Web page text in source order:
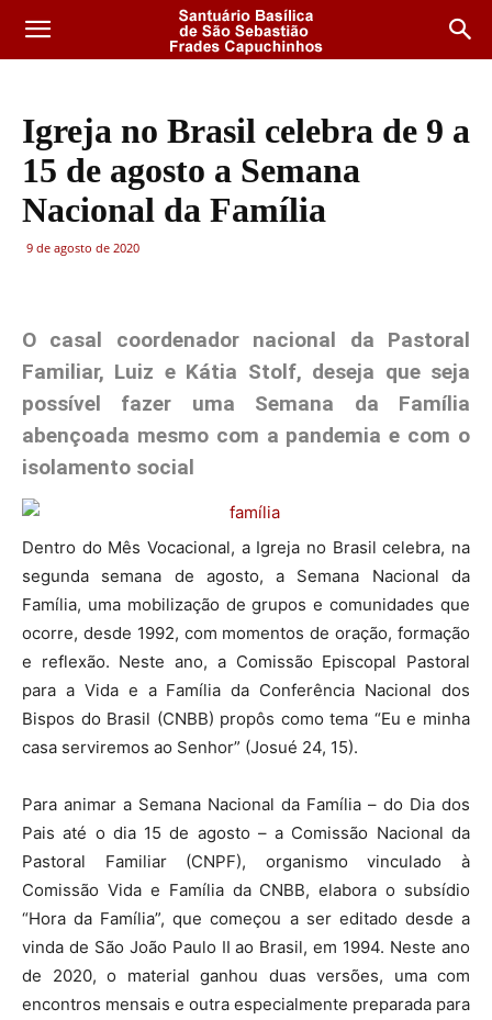
Igreja no Brasil celebra de 9 a
15 de agosto a Semana
Nacional da Família
9 de agosto de 2020
O casal coordenador nacional da Pastoral
Familiar, Luiz e Kátia Stolf, deseja que seja
possível fazer uma Semana da Família
abençoada mesmo com a pandemia e com o
isolamento social
Dentro do Mês Vocacional, a Igreja no Brasil celebra, na
segunda semana de agosto, a Semana Nacional da
Família, uma mobilização de grupos e comunidades que
ocorre, desde 1992, com momentos de oração, formação
e reflexão. Neste ano, a Comissão Episcopal Pastoral
para a Vida e a Família da Conferência Nacional dos
Bispos do Brasil (CNBB) propôs como tema “Eu e minha
casa serviremos ao Senhor” (Josué 24, 15).
Para animar a Semana Nacional da Família – do Dia dos
Pais até o dia 15 de agosto – a Comissão Nacional da
Pastoral Familiar (CNPF), organismo vinculado à
Comissão Vida e Família da CNBB, elabora o subsídio
“Hora da Família”, que começou a ser editado desde a
vinda de São João Paulo II ao Brasil, em 1994. Neste ano
de 2020, o material ganhou duas versões, uma com
encontros mensais e outra especialmente preparada para